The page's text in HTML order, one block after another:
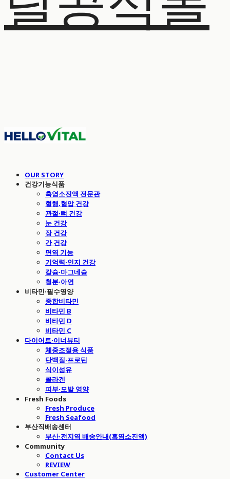
OUR STORY
건강기능식품
흑염소진액 전문관
혈행.혈압 건강
관절·뼈 건강
눈 건강
장 건강
간 건강
면역 기능
기억력·인지 건강
칼슘·마그네슘
철분·아연
비타민·필수영양
종합비타민
비타민 B
비타민 D
비타민 C
다이어트·이너뷰티
체중조절용 식품
단백질·프로틴
식이섬유
콜라겐
피부·모발 영양
Fresh Foods
Fresh Produce
Fresh Seafood
부산직배송센터
부산·전지역 배송안내(흑염소진액)
Community
Contact Us
REVIEW
Customer Center